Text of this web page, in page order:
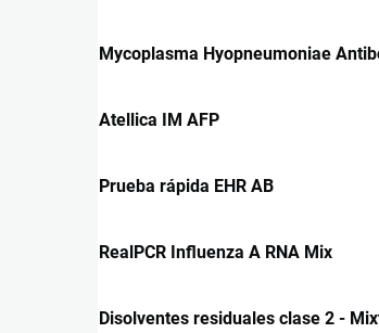
Mycoplasma Hyopneumoniae
Atellica IM AFP
Prueba rápida EHR AB
RealPCR Influenza A RNA Mix
Disolventes residuales clase 2 -